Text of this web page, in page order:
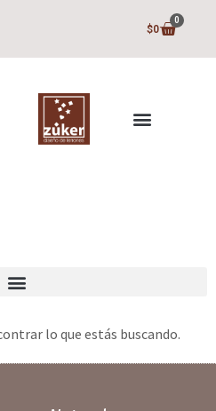
$0
0
lo que estás buscando.